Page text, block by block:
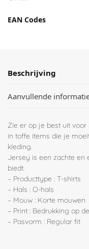
EAN Codes
Beschrijving
Aanvullende
Zie er op je best uit
in toffe items die je
kleding.
Jersey is een zachte en
biedt.
– Producttype : T-shirts
– Hals : O-hals
– Mouw : Korte mouwen
– Print : Bedrukking op
– Pasvorm : Regular fit